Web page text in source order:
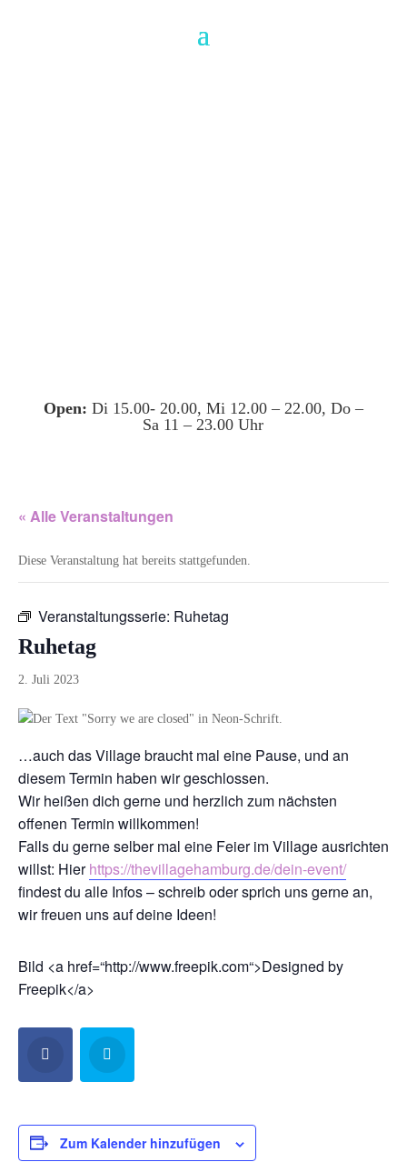
Open: Di 15.00- 20.00, Mi 12.00 – 22.00, Do –
Sa 11 – 23.00 Uhr
« Alle Veranstaltungen
Diese Veranstaltung hat bereits stattgefunden.
Veranstaltungsserie: Ruhetag
Ruhetag
2. Juli 2023
…auch das Village braucht mal eine Pause, und an
diesem Termin haben wir geschlossen.
Wir heißen dich gerne und herzlich zum nächsten
offenen Termin willkommen!
Falls du gerne selber mal eine Feier im Village ausrichten
willst: Hierhttps://thevillagehamburg.de/dein-event/
findest du alle Infos – schreib oder sprich uns gerne an,
wir freuen uns auf deine Ideen!
Bild <a href=“http://www.freepik.com“>Designed by
Freepik</a>
Zum Kalender hinzufügen